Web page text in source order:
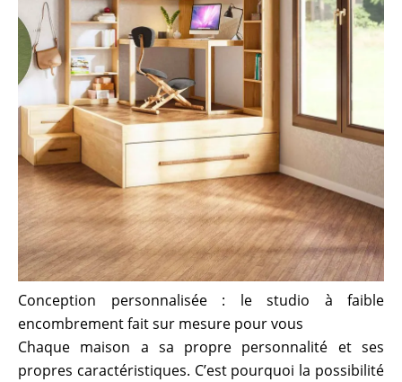
Conception personnalisée : le studio à faible
encombrement fait sur mesure pour vous
Chaque maison a sa propre personnalité et ses
propres caractéristiques. C’est pourquoi la possibilité